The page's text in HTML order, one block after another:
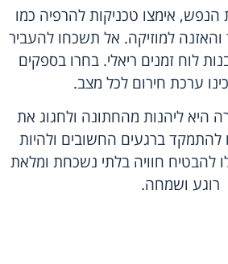
הנפש, אימצו טכניקות להרפיה כמו
והאזנה למוזיקה. אל תשכחו להעביר
לוח זמנים ריאלי. בחרו בספקים
ערכת חירום לכל מצב.
היא ליהנות מהחתונה ולחגוג את
ברגעים החשובים ולהיות
להבטיח חוויה בלתי נשכחת ומלאת
רוגע ושמחה.